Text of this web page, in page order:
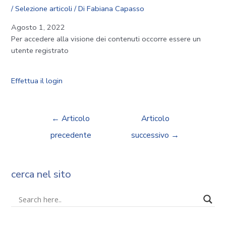
/Selezione articoli / DiFabiana Capasso
Agosto 1, 2022
Per accedere alla visione dei contenuti occorre essere un
utente registrato
Effettua il login
← Articolo
precedente
Articolo
successivo →
cerca nel sito